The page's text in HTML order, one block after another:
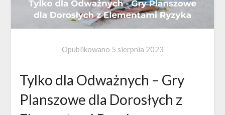
Opublikowano 5 sierpnia 2023
Tylko dla Odważnych – Gry
Planszowe dla Dorosłych z